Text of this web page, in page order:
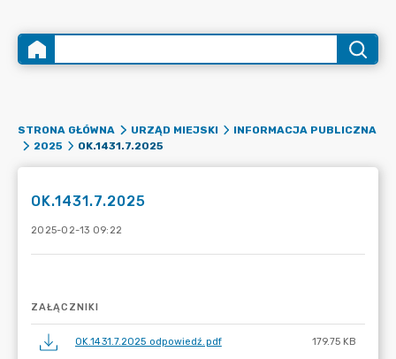
STRONA GŁÓWNA URZĄD MIEJSKI
INFORMACJA PUBLICZNA
2025
OK.1431.7.2025
OK.1431.7.2025
2025-02-13 09:22
ZAŁĄCZNIKI
OK.1431.7.2025 odpowiedź.pdf 179.75 KB